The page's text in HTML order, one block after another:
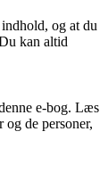
og at du
kan altid
e-bog. Læs
de personer,